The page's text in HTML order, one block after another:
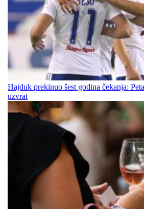
Hajduk prekinuo šest godina čekanja:
uzvrat